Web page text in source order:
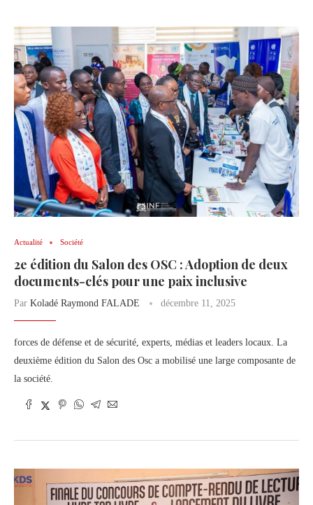
Actualité Société
2e édition du Salon des OSC : Adoption de deux
documents-clés pour une paix inclusive
Par Koladé Raymond FALADE décembre 11, 2025
forces de défense et de sécurité, experts, médias et leaders locaux. La
deuxième édition du Salon des Osc a mobilisé une large composante de
la société.